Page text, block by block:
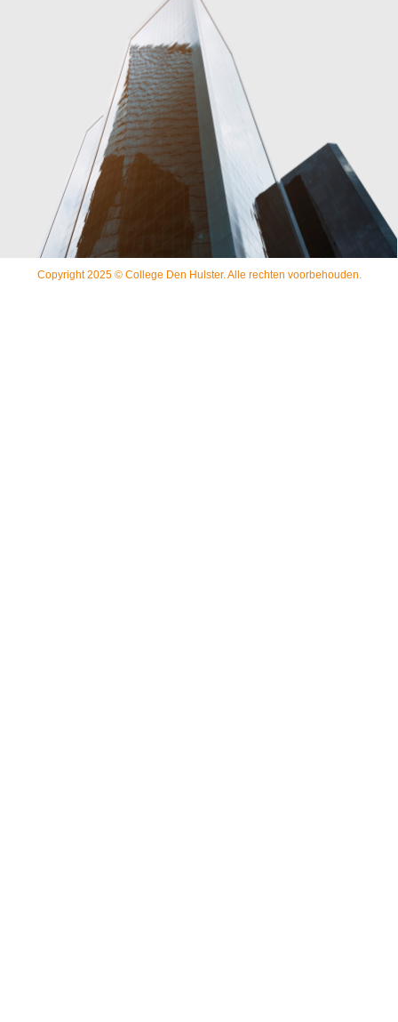
Copyright 2025 © College Den Hulster. Alle rechten voorbehouden.